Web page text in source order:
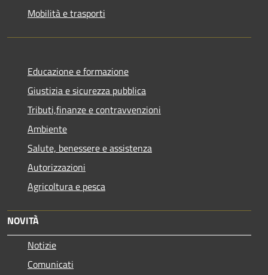
Mobilità e trasporti
Educazione e formazione
Giustizia e sicurezza pubblica
Tributi,finanze e contravvenzioni
Ambiente
Salute, benessere e assistenza
Autorizzazioni
Agricoltura e pesca
NOVITÀ
Notizie
Comunicati